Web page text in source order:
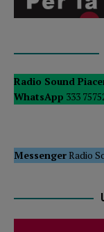
Radio Sound
WhatsApp 333
MessengerRadio